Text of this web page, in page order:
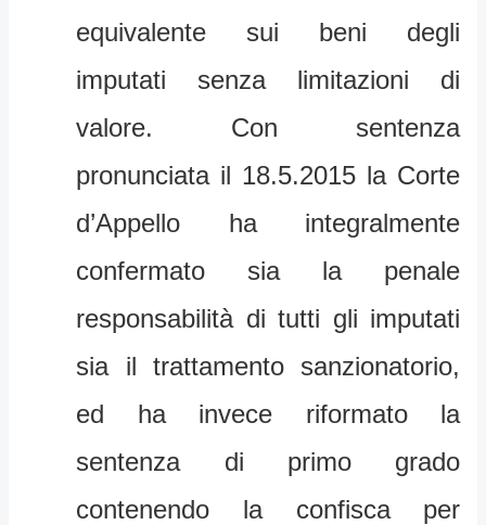
equivalente sui beni degli
imputati senza limitazioni di
valore. Con sentenza
pronunciata il 18.5.2015 la Corte
d’Appello ha integralmente
confermato sia la penale
responsabilità di tutti gli imputati
sia il trattamento sanzionatorio,
ed ha invece riformato la
sentenza di primo grado
contenendo la confisca per